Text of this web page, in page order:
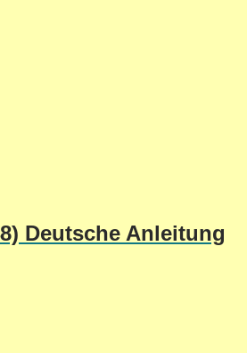
Deutsche Anleitung